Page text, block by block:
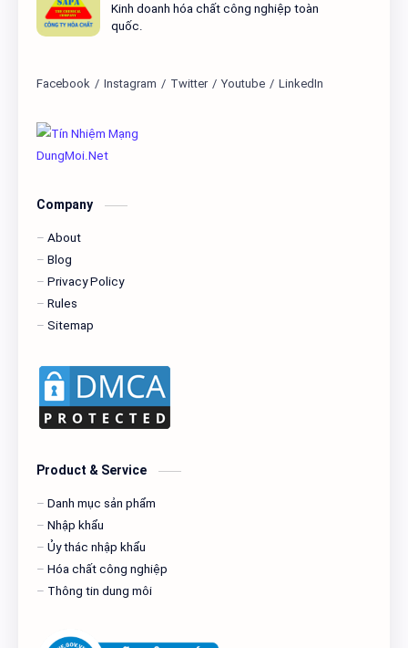
Kinh doanh hóa chất công nghiệp toàn
quốc.
Company
About
Blog
Privacy Policy
Rules
Sitemap
Product & Service
Danh mục sản phẩm
Nhập khẩu
Ủy thác nhập khẩu
Hóa chất công nghiệp
Thông tin dung môi